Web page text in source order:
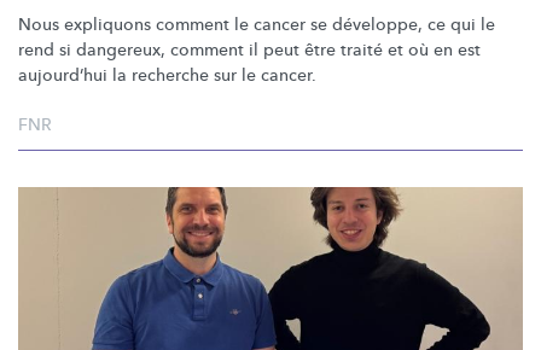
Nous expliquons comment le cancer se développe, ce qui le
rend si dangereux, comment il peut être traité et où en est
aujourd’hui la recherche sur le cancer.
FNR